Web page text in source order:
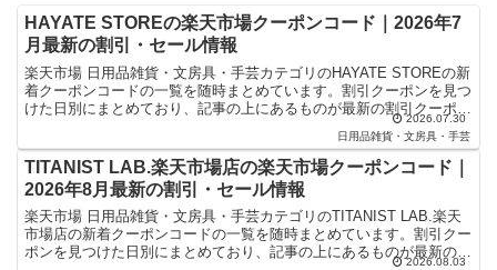
HAYATE STOREの楽天市場クーポンコード｜2026年7
月最新の割引・セール情報
楽天市場 日用品雑貨・文房具・手芸カテゴリのHAYATE STOREの新
着クーポンコードの一覧を随時まとめています。割引クーポンを見つ
けた日別にまとめており、記事の上にあるものが最新の割引クーポン
2026.07.30
日用品雑貨・文房具・手芸
TITANIST LAB.楽天市場店の楽天市場クーポンコード｜
2026年8月最新の割引・セール情報
楽天市場 日用品雑貨・文房具・手芸カテゴリのTITANIST LAB.楽天
市場店の新着クーポンコードの一覧を随時まとめています。割引クー
ポンを見つけた日別にまとめており、記事の上にあるものが最新の割
2026.08.03